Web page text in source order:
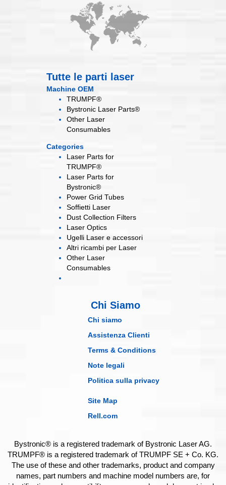
Tutte le parti laser
Machine OEM
TRUMPF®
Bystronic Laser Parts®
Other Laser
Consumables
Categories
Laser Parts for
TRUMPF®
Laser Parts for
Bystronic®
Power Grid Tubes
Soffietti Laser
Dust Collection Filters
Laser Optics
Ugelli Laser e accessori
Altri ricambi per Laser
Other Laser
Consumables
Chi Siamo
Chi siamo
Assistenza Clienti
Terms & Conditions
Note legali
Politica sulla privacy
Site Map
Rell.com
Bystronic® is a registered trademark of Bystronic Laser AG.
TRUMPF® is a registered trademark of TRUMPF SE + Co. KG.
The use of these and other trademarks, product and company
names, part numbers and machine model numbers are, for